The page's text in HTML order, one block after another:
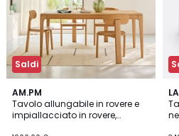
Saldi
AM.PM
Tavolo allungabile in rovere e
impiallacciato in rovere,
3,7
/ 5
/